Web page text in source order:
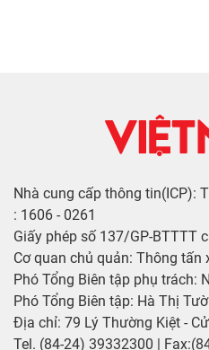
Nhà cung cấp thông tin(ICP):
: 1606 - 0261
Giấy phép số 137/GP-BTTTT
Cơ quan chủ quản: Thông tấn
Phó Tổng Biên tập phụ trách:
Phó Tổng Biên tập: Hà Thị
Địa chỉ: 79 Lý Thường Kiệt -
Tel. (84-24) 39332300 |